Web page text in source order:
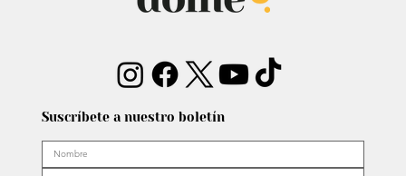
Suscríbete a nuestro boletín